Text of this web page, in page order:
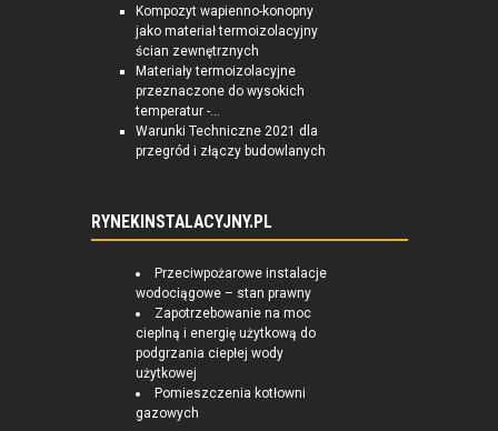
Kompozyt wapienno-konopny
jako materiał termoizolacyjny
ścian zewnętrznych
Materiały termoizolacyjne
przeznaczone do wysokich
temperatur -...
Warunki Techniczne 2021 dla
przegród i złączy budowlanych
RYNEKINSTALACYJNY.PL
Przeciwpożarowe instalacje
wodociągowe – stan prawny
Zapotrzebowanie na moc
cieplną i energię użytkową do
podgrzania ciepłej wody
użytkowej
Pomieszczenia kotłowni
gazowych